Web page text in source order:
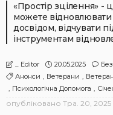
«Простір зцілення» -
можете відновлювати
досвідом, відчувати
інструментам
_ Editor 20.05.2025
Анонси
Ветерани
Психологічна Допомога
опубліковано Тра. 20, 2025